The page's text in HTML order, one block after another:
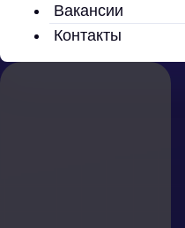
Вакансии
Контакты